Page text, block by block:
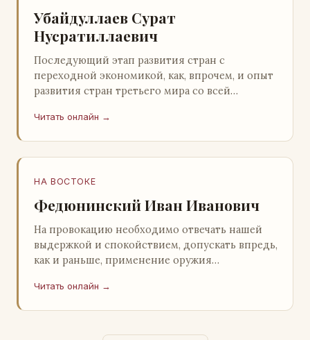
Убайдуллаев Сурат
Нусратиллаевич
Последующий этап развития стран с
переходной экономикой, как, впрочем, и опыт
развития стран третьего мира со всей
ошибочность такого предс…
Читать онлайн →
НА ВОСТОКЕ
Федюнинский Иван Иванович
На провокацию необходимо отвечать нашей
выдержкой и спокойствием, допускать впредь,
как и раньше, применение оружия
самообороны о…
Читать онлайн →